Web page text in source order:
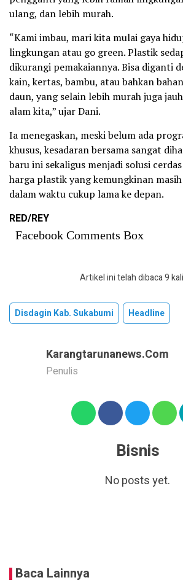
ulang, dan lebih murah.
“Kami imbau, mari kita mulai gaya
lingkungan atau go green. Plastik
dikurangi pemakaiannya. Bisa diganti
kain, kertas, bambu, atau bahkan
daun, yang selain lebih murah juga
alam kita,” ujar Dani.
Ia menegaskan, meski belum ada
khusus, kesadaran bersama sangat
baru ini sekaligus menjadi solusi
harga plastik yang kemungkinan
dalam waktu cukup lama ke depan.
RED/REY
Facebook Comments Box
Artikel ini telah dibaca 9 kali
Disdagin Kab. Sukabumi Headline
Karangtarunanews.com
Penulis
Bisnis
No posts yet.
Baca Lainnya